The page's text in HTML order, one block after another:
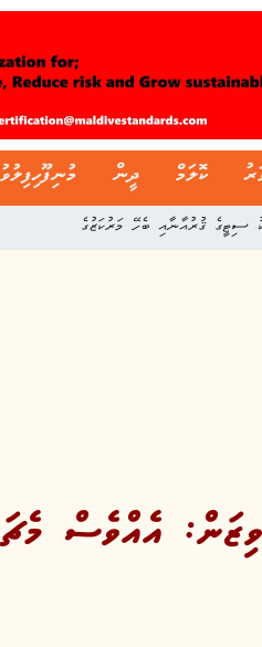
ކޮލަމް ދީން
ސިޓީގެ ޤުރުއާނާއި ބެހޭ މަރުކަޒުގެ
އެއްވެސް